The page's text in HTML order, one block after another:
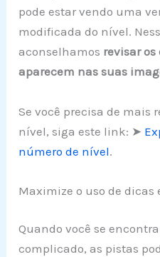
pode estar vendo uma
modificada do nível.
aconselhamos revisar
aparecem nas suas
Se você precisa de mais
nível, siga este link: ➤
número de nível.
Maximize o uso de dicas
Quando você se
complicado, as pistas